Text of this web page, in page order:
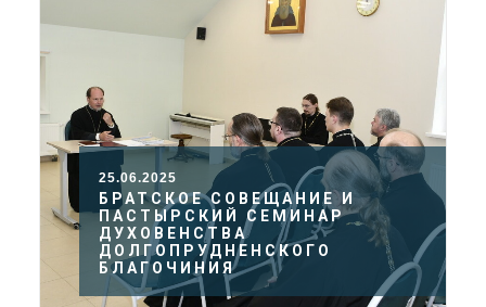
25.06.2025
БРАТСКОЕ СОВЕЩАНИЕ И
ПАСТЫРСКИЙ СЕМИНАР
ДУХОВЕНСТВА
ДОЛГОПРУДНЕНСКОГО
БЛАГОЧИНИЯ